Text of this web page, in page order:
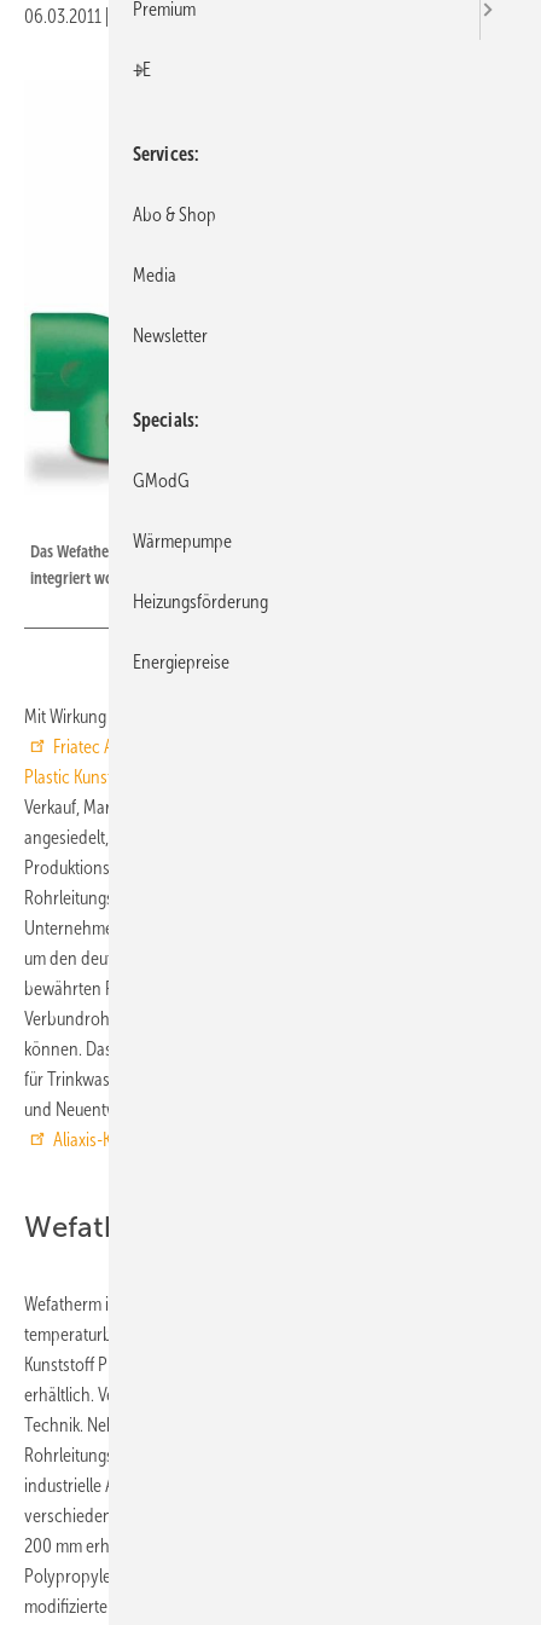
06.03.2011 Druckvorschau
Das Wefatherm-Rohrleitungssystem ist in das Friatec-Produktportfolio
integriert worden.
Mit Wirkung zum 1. Januar 2011 hat die Division Gebäudetechnik der
Friatec Aktiengesellschaft
Plastic Kunststoffverarbeitungs GmbH
Verkauf, Marketing und Produktmanagement sind in Mannheim
angesiedelt, Produktion und Logistik verbleiben im Aliaxis
Produktionszentrum Wunstorf. Mit der Integration der Wefatherm-
Rohrleitungssysteme (aus PP-R) in das Produktportfolio hat das
Unternehmen nach eigenen Angaben einen weiteren Schritt getan,
um den deutschen Markt und die internationalen Märkte mit
bewährten Rohrleitungssystemen (aus PVC-C, Mehrschicht-
Verbundrohr und PP-R) vom Standort Mannheim aus bedienen zu
können. Das geschieht über das neu geschaffene Kompetenzzentrum
für Trinkwasser der Division Gebäudetechnik, das auch für die Weiter-
und Neuentwicklung von Rohrleitungssystemen innerhalb des
Aliaxis-Konzerns
Wefatherm und WefaKlim
Wefatherm ist ein besonders druckstabiles und
temperaturbeständiges Rohrleitungssystem. Es besteht aus dem
Kunststoff PP-R (Polypropylen-Random) und ist in grau und grün
erhältlich. Verbunden werden die Rohrleitungen mit Muffenschweiß-
Technik. Neben der Trinkwasser- und Heizungsinstallation ist das
Rohrleitungssystem auch für Kälte- und Klimaanlagen sowie für
industrielle Anwendungen geeignet. Die Rohrleitungen sind in
verschiedenen Druckstufen und Ausführungen bis zur Dimension d
200 mm erhältlich. Die WefaKlim-Rohrleitungen bestehen aus
Polypropylen-Random-Copolymer und zeichnen sich durch eine
modifizierte Kristallstruktur und erhöhte Temperaturbeständigkeit aus.
Premium
+E
Services
Abo & Shop
Media
Newsletter
Specials
GModG
Wärmepumpe
Heizungsförderung
Energiepreise